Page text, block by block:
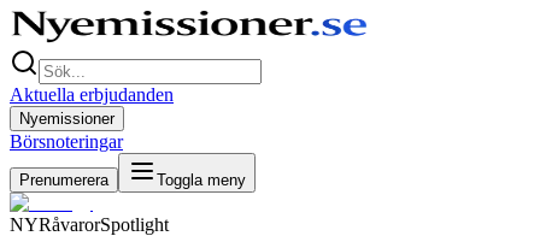
Aktuella erbjudanden
Nyemissioner
Börsnoteringar
Prenumerera Toggla meny
NYRåvarorSpotlight